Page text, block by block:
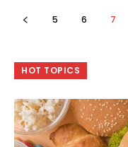
5 6 7
HOT TOPICS